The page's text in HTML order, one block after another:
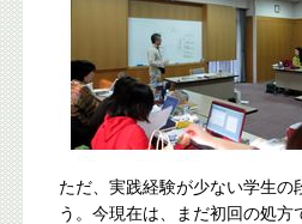
ただ、実践経験が少ない学生
う。今現在は、まだ初回の処方